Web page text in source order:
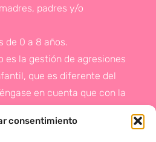
consentimiento
padres y/o
de 0 a 8 años.
es la gestión de agresiones
que es diferente del
en cuenta que con la
que suele aparecer